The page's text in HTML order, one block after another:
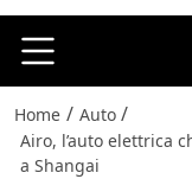
Home / Auto /
Airo, l’auto elettrica
a Shangai